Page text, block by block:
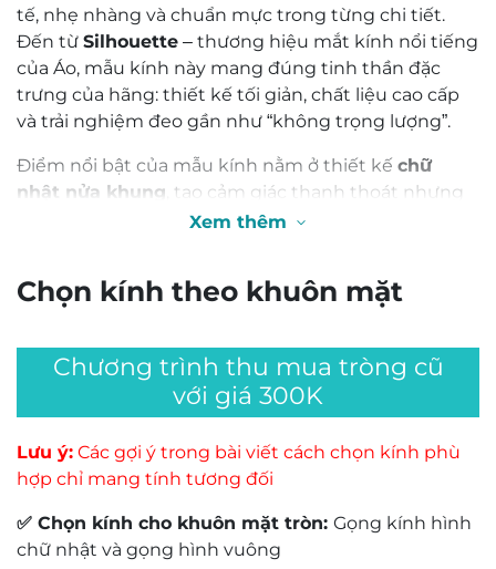
tế, nhẹ nhàng và chuẩn mực trong từng chi tiết.
Đến từ Silhouette – thương hiệu mắt kính nổi tiếng
của Áo, mẫu kính này mang đúng tinh thần đặc
trưng của hãng: thiết kế tối giản, chất liệu cao cấp
và trải nghiệm đeo gần như “không trọng lượng”.
Điểm nổi bật của mẫu kính nằm ở thiết kế chữ
nhật nửa khung , tạo cảm giác thanh thoát nhưng
vẫn đủ sắc nét để tôn lên phong thái chuyên
nhiều hoàn cảnh, từ môi trường công sở, gặp gỡ đối
kết hợpcàng kính màu đenmang lại vẻ ngoài sang
trọng nhưng không phô trương, phù hợp với người
thích phong cách lịch lãm, tinh gọn và có gu.
Về chất liệu, gọng kính được chế tác từtitanium
cao cấp – vật liệu được đánh giá cao nhờ đặc tính
khi đeo lâu. Đây là lựa chọn lý tưởng cho khách
hàng thường xuyên sử dụng kính cả ngày, cần một
Xem thêm
Chọn kính theo khuôn mặt
Chương trình thu mua tròng cũ
với giá 300K
Lưu ý: Các gợi ý trong bài viết cách chọn kính phù
hợp chỉ mang tính tương đối
✅ Chọn kính cho khuôn mặt tròn: Gọng kính hình
chữ nhật và gọng hình vuông